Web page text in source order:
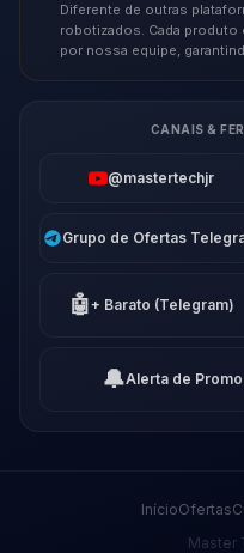
Diferente de outras
robotizados. Cada produto
por nossa equipe,
CANAIS &
@mastertechjr
Grupo de Ofertas
🤖+ Barato (Telegram)
🔔Alerta de
InícioOfertas
Master